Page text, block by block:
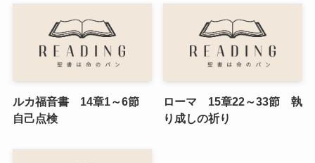
ルカ福音書 14章1～6節
自己点検
ローマ 15章22～33節 執
り成しの祈り